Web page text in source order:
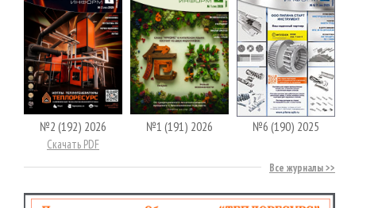
№2 (192) 2026
Скачать PDF
№1 (191) 2026 №6 (190) 2025
Все журналы